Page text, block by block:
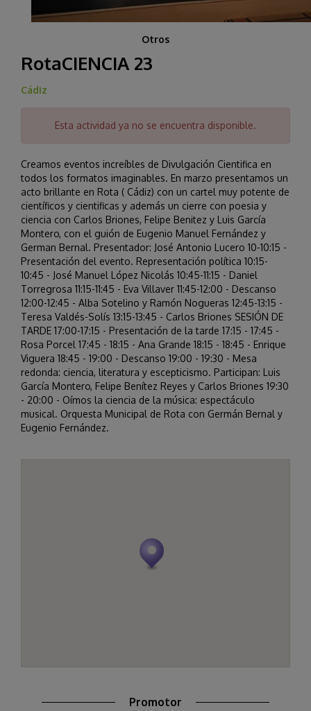
Otros
RotaCIENCIA 23
Cádiz
Esta actividad ya no se encuentra disponible.
Creamos eventos increíbles de Divulgación Cientifica en
todos los formatos imaginables. En marzo presentamos un
acto brillante en Rota ( Cádiz) con un cartel muy potente de
científicos y cientificas y además un cierre con poesia y
ciencia con Carlos Briones, Felipe Benitez y Luis García
Montero, con el guión de Eugenio Manuel Fernández y
German Bernal. Presentador: José Antonio Lucero 10-10:15 -
Presentación del evento. Representación política 10:15-
10:45 - José Manuel López Nicolás 10:45-11:15 - Daniel
Torregrosa 11:15-11:45 - Eva Villaver 11:45-12:00 - Descanso
12:00-12:45 - Alba Sotelino y Ramón Nogueras 12:45-13:15 -
Teresa Valdés-Solís 13:15-13:45 - Carlos Briones SESIÓN DE
TARDE 17:00-17:15 - Presentación de la tarde 17:15 - 17:45 -
Rosa Porcel 17:45 - 18:15 - Ana Grande 18:15 - 18:45 - Enrique
Viguera 18:45 - 19:00 - Descanso 19:00 - 19:30 - Mesa
redonda: ciencia, literatura y escepticismo. Participan: Luis
García Montero, Felipe Benítez Reyes y Carlos Briones 19:30
- 20:00 - Oímos la ciencia de la música: espectáculo
musical. Orquesta Municipal de Rota con Germán Bernal y
Eugenio Fernández.
Promotor